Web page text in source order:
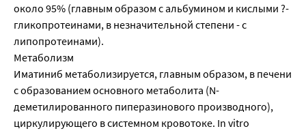
около 95% (главным образом с альбумином и кислыми ?-
гликопротеинами, в незначительной степени - с
липопротеинами).
Метаболизм
Иматиниб метаболизируется, главным образом, в печени
с образованием основного метаболита (N-
деметилированного пиперазинового производного),
циркулирующего в системном кровотоке. In vitro